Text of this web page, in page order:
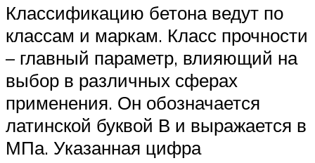
Классификацию бетона ведут по
классам и маркам. Класс прочности
– главный параметр, влияющий на
выбор в различных сферах
применения. Он обозначается
латинской буквой В и выражается в
МПа. Указанная цифра